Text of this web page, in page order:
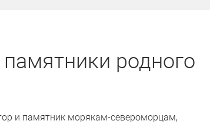
родного
и памятник морякам-североморцам,